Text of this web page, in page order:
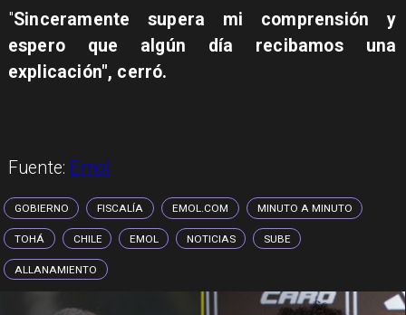
"Sinceramente supera mi comprensión y
espero que algún día recibamos una
explicación", cerró.
Fuente: Emol
GOBIERNO FISCALÍA EMOL.COM MINUTO A MINUTO
TOHÁ CHILE EMOL NOTICIAS SUBE
ALLANAMIENTO